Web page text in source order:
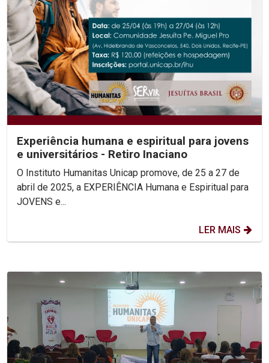
Experiência humana e espiritual para jovens
e universitários - Retiro Inaciano
O Instituto Humanitas Unicap promove, de 25 a 27 de
abril de 2025, a EXPERIÊNCIA Humana e Espiritual para
JOVENS e...
LER MAIS